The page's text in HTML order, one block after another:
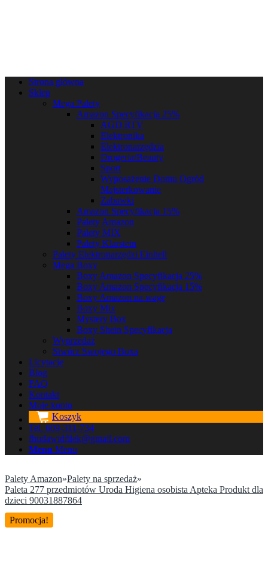
Strona główna
Sklep
Mega Palety
Amazon Specyfikacja 25%
AGD RTV
Elektronika
Elektronarzędzia
Drogeria/Beauty
Sport
Wyposażenie Domu Ogród
Majsterkowanie
Zabawki
Amazon Specyfikacja 15%
Palety Amazon
Palety MIX
Palety Klarstein
Palety Elektronarzędzi Einhell
Mega Boxy
Boxy Amazon Specyfikacja 25%
Boxy Amazon Specyfikacja 15%
Boxy Amazon na wagę
Boxy Mix
Mystery Box
Boxy Shein Specyfikacja
Wyprzedaż
Stwórz Swojego Boxa
Licytacje
Blog
FAQ
Kontakt
Moje konto
Koszyk
Tel. 609-311-734
fhudawidfilek@gmail.com
Menu Menu
Palety Amazon»Palety na sprzedaż»
Paleta 277 przedmiotów Uroda Higiena osobista Apteka Produkt dla
dzieci 90031887864
Promocja!